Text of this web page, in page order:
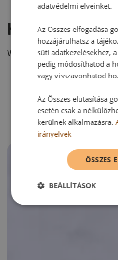
Hozzászólás
Vélemény írásához, kérjük,
adatvédelmi elveinket.
Az Összes elfogadása
hozzájárulhatsz a
süti adatkezelésekhez,
pedig módosíthatod a
vagy visszavonhatod
Az Összes elutasítása
esetén csak a
kerülnek alkalmazásra.
irányelvek
ÖSSZES
BEÁLLÍTÁSOK